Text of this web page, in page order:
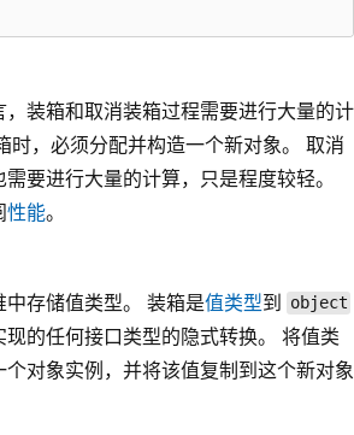
装箱和取消装箱过程需要进行大量的计
时，必须分配并构造一个新对象。 取消
要进行大量的计算，只是程度较轻。
性能。
存储值类型。 装箱是值类型到 object
的任何接口类型的隐式转换。 将值类
对象实例，并将该值复制到这个新对象